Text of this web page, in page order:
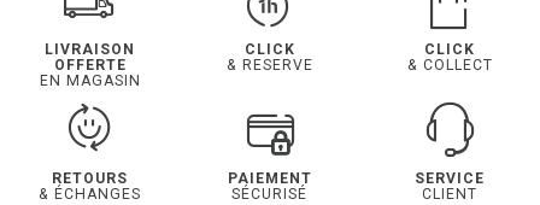
LIVRAISON
OFFERTE
EN MAGASIN
CLICK
& RESERVE
CLICK
& COLLECT
RETOURS
& ÉCHANGES
PAIEMENT
SÉCURISÉ
SERVICE
CLIENT